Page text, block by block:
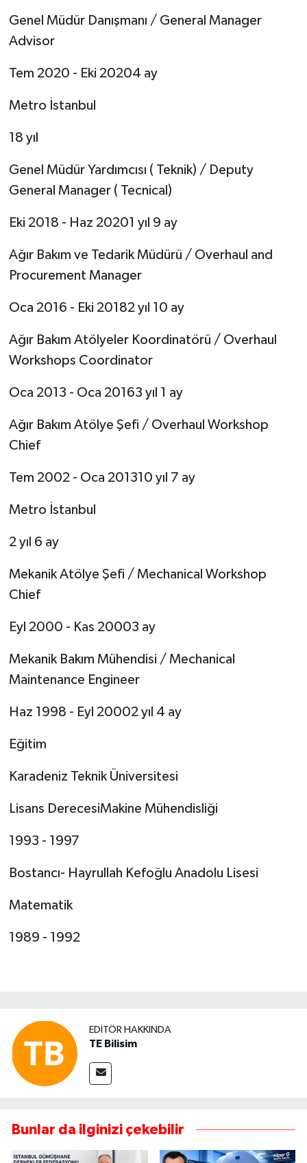
Genel Müdür Danışmanı / General Manager
Advisor
Tem 2020 - Eki 20204 ay
Metro İstanbul
18 yıl
Genel Müdür Yardımcısı ( Teknik) / Deputy
General Manager ( Tecnical)
Eki 2018 - Haz 20201 yıl 9 ay
Ağır Bakım ve Tedarik Müdürü / Overhaul and
Procurement Manager
Oca 2016 - Eki 20182 yıl 10 ay
Ağır Bakım Atölyeler Koordinatörü / Overhaul
Workshops Coordinator
Oca 2013 - Oca 20163 yıl 1 ay
Ağır Bakım Atölye Şefi / Overhaul Workshop
Chief
Tem 2002 - Oca 201310 yıl 7 ay
Metro İstanbul
2 yıl 6 ay
Mekanik Atölye Şefi / Mechanical Workshop
Chief
Eyl 2000 - Kas 20003 ay
Mekanik Bakım Mühendisi / Mechanical
Maintenance Engineer
Haz 1998 - Eyl 20002 yıl 4 ay
Eğitim
Karadeniz Teknik Üniversitesi
Lisans DerecesiMakine Mühendisliği
1993 - 1997
Bostancı- Hayrullah Kefoğlu Anadolu Lisesi
Matematik
1989 - 1992
EDITÖR HAKKINDA
TE Bilisim
Bunlar da ilginizi çekebilir